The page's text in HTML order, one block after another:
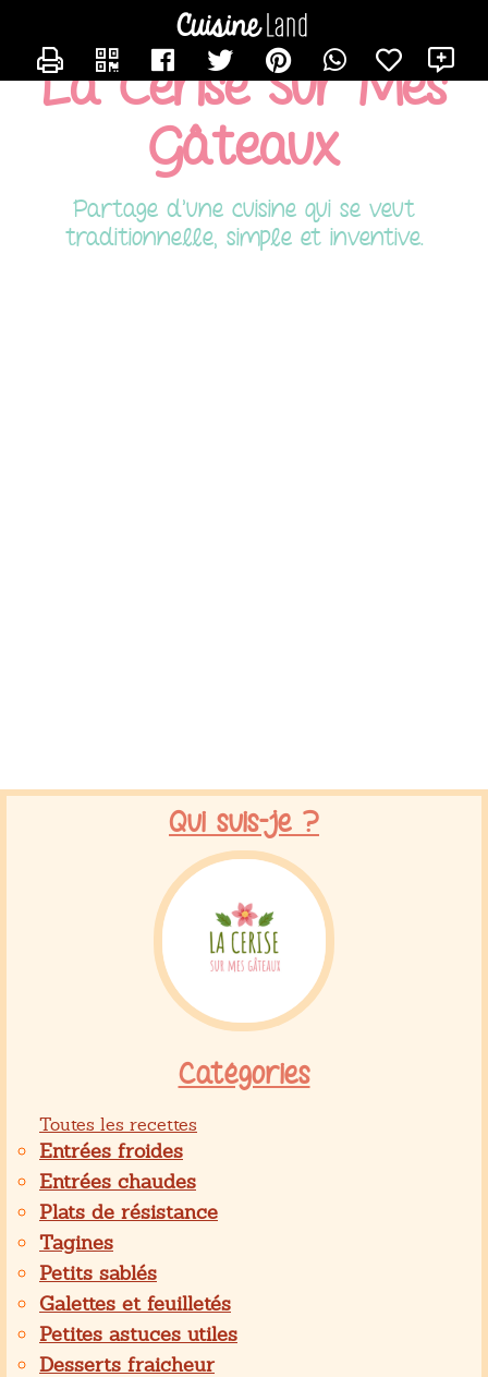
La Cerise Sur Mes
Gâteaux
Partage d'une cuisine qui se veut
traditionnelle, simple et inventive.
Qui suis-je ?
Catégories
Toutes les recettes
Entrées froides
Entrées chaudes
Plats de résistance
Tagines
Petits sablés
Galettes et feuilletés
Petites astuces utiles
Desserts fraicheur
CONTACTER HAFIDA